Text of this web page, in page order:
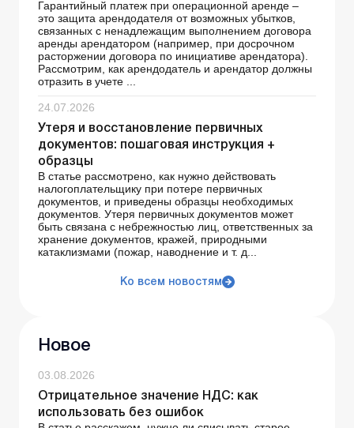
Гарантийный платеж при операционной аренде –
это защита арендодателя от возможных убытков,
связанных с ненадлежащим выполнением договора
аренды арендатором (например, при досрочном
расторжении договора по инициативе арендатора).
Рассмотрим, как арендодатель и арендатор должны
отразить в учете ...
24.07.2026
Утеря и восстановление первичных
документов: пошаговая инструкция +
образцы
В статье рассмотрено, как нужно действовать
налогоплательщику при потере первичных
документов, и приведены образцы необходимых
документов. Утеря первичных документов может
быть связана с небрежностью лиц, ответственных за
хранение документов, кражей, природными
катаклизмами (пожар, наводнение и т. д...
Ко всем новостям
Новое
03.08.2026
Отрицательное значение НДС: как
использовать без ошибок